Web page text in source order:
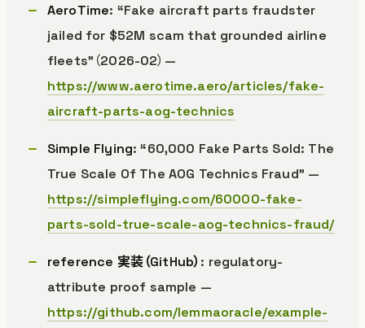
AeroTime: “Fake aircraft parts fraudster
jailed for $52M scam that grounded airline
fleets”（2026-02）—
https://www.aerotime.aero/articles/fake-
aircraft-parts-aog-technics
Simple Flying: “60,000 Fake Parts Sold: The
True Scale Of The AOG Technics Fraud” —
https://simpleflying.com/60000-fake-
parts-sold-true-scale-aog-technics-fraud/
reference 実装（GitHub） : regulatory-
attribute proof sample —
https://github.com/lemmaoracle/example-